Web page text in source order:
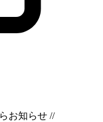
お知らせ //